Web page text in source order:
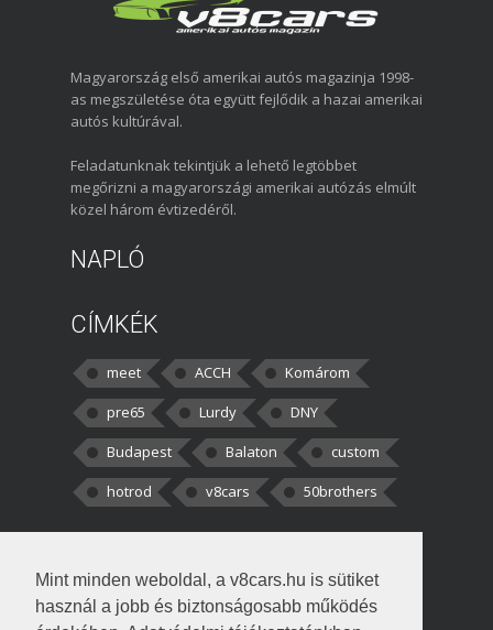
Mint minden weboldal, a v8cars.hu is sütiket
használ a jobb és biztonságosabb működés
Magyarország első amerikai autós magazinja 1998-
as megszületése óta együtt fejlődik a hazai amerikai
autós kultúrával.
Feladatunknak tekintjük a lehető legtöbbet
megőrizni a magyarországi amerikai autózás elmúlt
közel három évtizedéről.
NAPLÓ
CÍMKÉK
meet ACCH
Komárom
pre65
Lurdy
DNY
Budapest
Balaton
custom
hotrod
v8cars 50brothers
kortisz:Elszúrtam! Én csak két
darabbaal számoltam. Nem tudtam, hogy fél autót,